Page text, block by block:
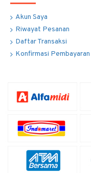
Akun Saya
Riwayat Pesanan
Daftar Transaksi
Konfirmasi Pembayaran